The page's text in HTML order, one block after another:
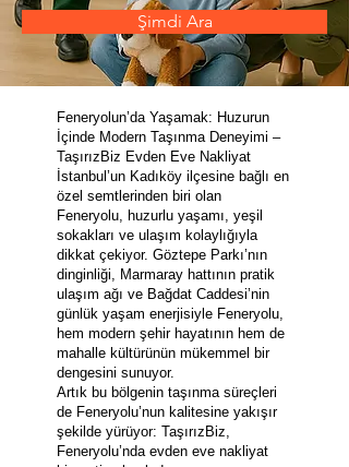
Şimdi Ara
Feneryolun’da Yaşamak: Huzurun
İçinde Modern Taşınma Deneyimi –
TaşırızBiz Evden Eve Nakliyat
İstanbul’un Kadıköy ilçesine bağlı en
özel semtlerinden biri olan
Feneryolu, huzurlu yaşamı, yeşil
sokakları ve ulaşım kolaylığıyla
dikkat çekiyor. Göztepe Parkı’nın
dinginliği, Marmaray hattının pratik
ulaşım ağı ve Bağdat Caddesi’nin
günlük yaşam enerjisiyle Feneryolu,
hem modern şehir hayatının hem de
mahalle kültürünün mükemmel bir
dengesini sunuyor.
Artık bu bölgenin taşınma süreçleri
de Feneryolu’nun kalitesine yakışır
şekilde yürüyor: TaşırızBiz,
Feneryolu’nda evden eve nakliyat